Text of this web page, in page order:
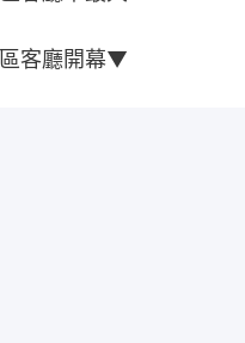
客廳開幕▼